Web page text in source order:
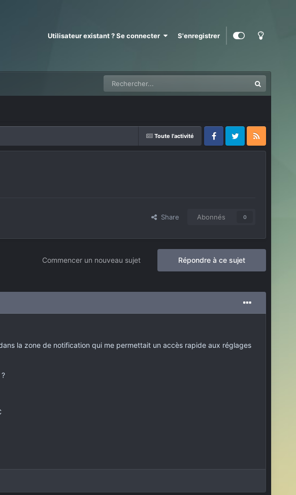
Utilisateur existant ? Se connecter S'enregistrer
Toute l'activité
FacebookTwitter RSS
Share Abonnés 0
Répondre à ce sujet
Commencer un nouveau sujet
la zone de notification qui me permettait un accès rapide aux réglages